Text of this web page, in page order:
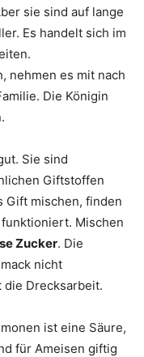
sie sind auf lange
Es handelt sich im
nehmen es mit nach
Die Königin
Sie sind
Giftstoffen
Gift mischen, finden
Mischen
Zucker. Die
nicht
Drecksarbeit.
ist eine Säure,
für Ameisen giftig